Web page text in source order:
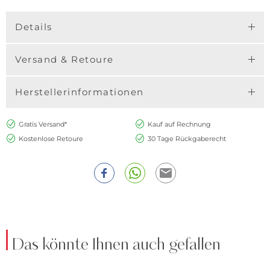
Details
Versand & Retoure
Herstellerinformationen
Gratis Versand*
Kauf auf Rechnung
Kostenlose Retoure
30 Tage Rückgaberecht
Das könnte Ihnen auch gefallen